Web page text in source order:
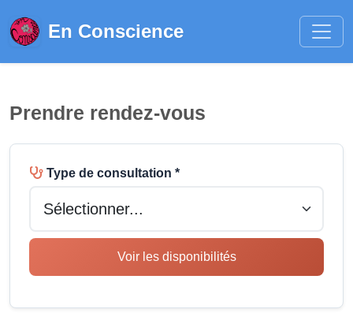
En Conscience
Prendre rendez-vous
Type de consultation *
Voir les disponibilités